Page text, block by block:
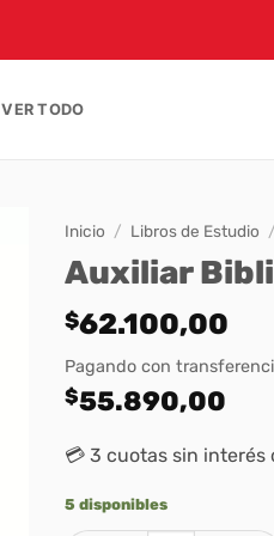
VER TODO
Inicio / Libros de Estudio /
Auxiliar
$62.100,00
Pagando con
$55.890,00
💳 3 cuotas sin interés
5 disponibles